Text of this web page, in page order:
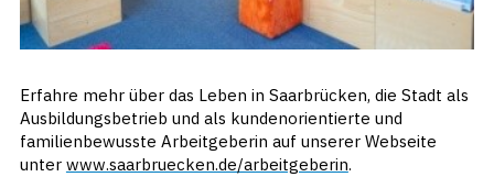
Erfahre mehr über das Leben in Saarbrücken, die Stadt als
Ausbildungsbetrieb und als kundenorientierte und
familienbewusste Arbeitgeberin auf unserer Webseite
unter www.saarbruecken.de/arbeitgeberin.